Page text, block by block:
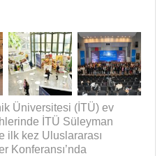
Üniversitesi (İTÜ) ev
İTÜ Süleyman
ilk kez Uluslararası
Konferansı’nda